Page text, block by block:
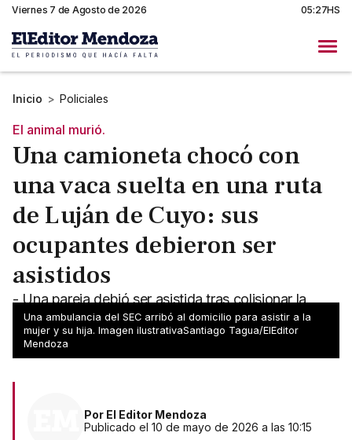
Viernes 7 de Agosto de 2026 05:27HS
Inicio > Policiales
El animal murió.
Una camioneta chocó con
una vaca suelta en una ruta
de Luján de Cuyo: sus
ocupantes debieron ser
asistidos
- Una pareja debió ser asistida tras colisionar la
camioneta en la que viajaban contra un animal que
estaba sobre la calzada - El animal murió en el lugar
Una ambulancia del SEC arribó al domicilio para asistir a la
mujer y su hija. Imagen ilustrativaSantiago Tagua/ElEditor
Mendoza
Por El Editor Mendoza
Publicado el 10 de mayo de 2026 a las 10:15